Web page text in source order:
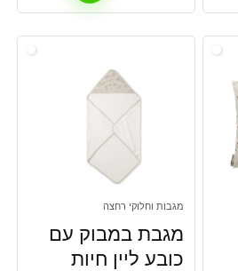
מגבות וחלוקי רחצה
מגבת במבוק עם
כובע ליין חיות